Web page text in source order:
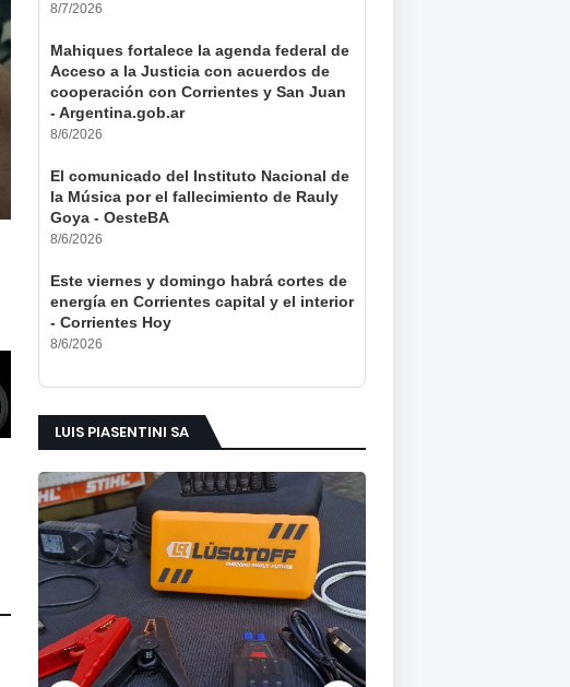
8/7/2026
Mahiques fortalece la agenda federal de
Acceso a la Justicia con acuerdos de
cooperación con Corrientes y San Juan
- Argentina.gob.ar
8/6/2026
El comunicado del Instituto Nacional de
la Música por el fallecimiento de Rauly
Goya - OesteBA
8/6/2026
Este viernes y domingo habrá cortes de
energía en Corrientes capital y el interior
- Corrientes Hoy
8/6/2026
LUIS PIASENTINI SA